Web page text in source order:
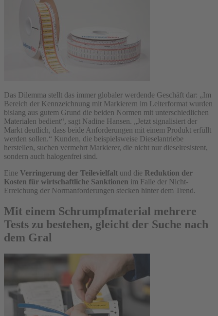
Das Dilemma stellt das immer globaler werdende Geschäft dar: „Im
Bereich der Kennzeichnung mit Markierern im Leiterformat wurden
bislang aus gutem Grund die beiden Normen mit unterschiedlichen
Materialen bedient“, sagt Nadine Hansen. „Jetzt signalisiert der
Markt deutlich, dass beide Anforderungen mit einem Produkt erfüllt
werden sollen.“ Kunden, die beispielsweise Dieselantriebe
herstellen, suchen vermehrt Markierer, die nicht nur dieselresistent,
sondern auch halogenfrei sind.
Eine Verringerung der Teilevielfalt und die Reduktion der
Kosten für wirtschaftliche Sanktionen im Falle der Nicht-
Erreichung der Normanforderungen stecken hinter dem Trend.
Mit einem Schrumpfmaterial mehrere
Tests zu bestehen, gleicht der Suche nach
dem Gral